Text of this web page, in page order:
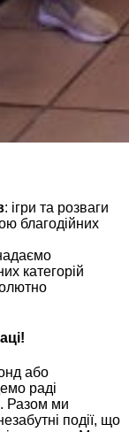
: ігри та розваги
благодійних
категорій
або
раді
Разом ми
події, що